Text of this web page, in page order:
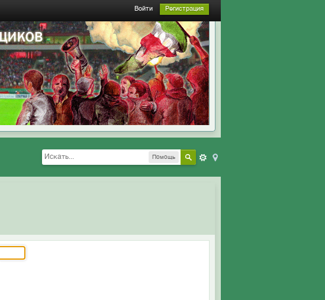
Войти Регистрация
Помощь